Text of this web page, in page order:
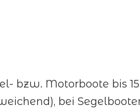
bzw. Motorboote bis
bei